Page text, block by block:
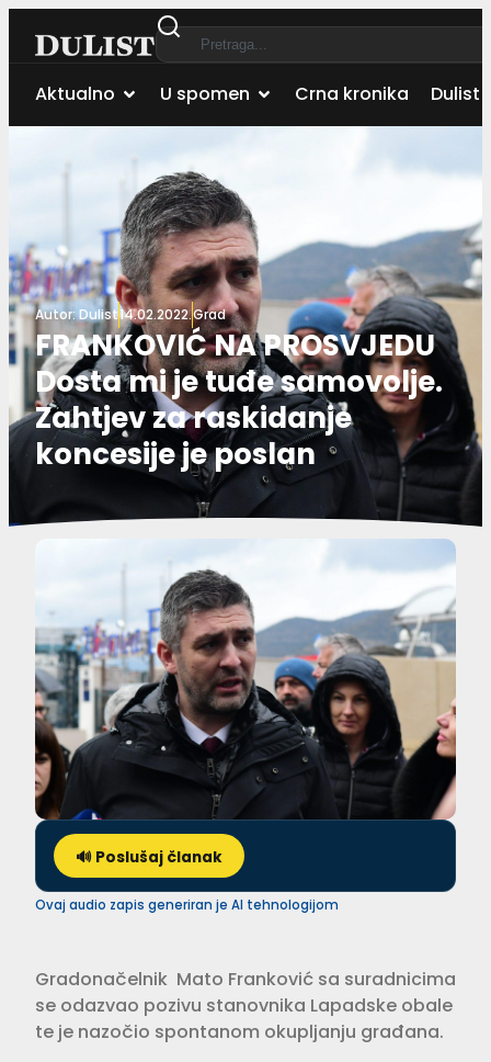
Aktualno U spomen Crna kronika Dulist
Autor:Dulist14.02.2022.Grad
FRANKOVIĆ NA PROSVJEDU
Dosta mi je tuđe samovolje.
Zahtjev za raskidanje
koncesije je poslan
🔊 Poslušaj članak
Ovaj audio zapis generiran je AI tehnologijom
Gradonačelnik Mato Franković sa suradnicima
se odazvao pozivu stanovnika Lapadske obale
te je nazočio spontanom okupljanju građana.